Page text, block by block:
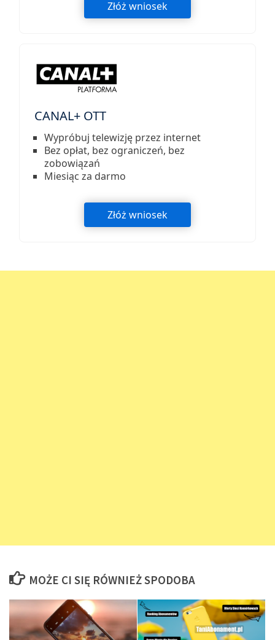
Złóż wniosek
CANAL+ OTT
Wypróbuj telewizję przez internet
Bez opłat, bez ograniczeń, bez
zobowiązań
Miesiąc za darmo
Złóż wniosek
MOŻE CI SIĘ RÓWNIEŻ SPODOBA